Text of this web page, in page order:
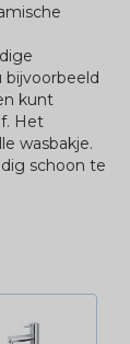
bijvoorbeeld
kunt
Het
wasbakje.
schoon te